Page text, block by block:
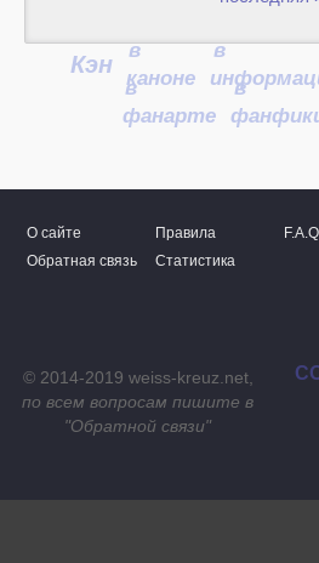
Кэн
в
каноне
в
в
фанарте
в
О сайте Правила
Обратная связь
Статистика
© 2014-2019 weiss-kreuz.net,
по всем вопросам пишите в
"Обратной связи"